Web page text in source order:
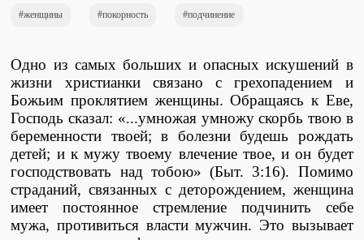
Тематические проповеди
Библейская школа.
Богословие
женщины покорность подчинение
Одно из самых больших и опасных искушений в
жизни христианки связано с грехопадением и
Божьим проклятием женщины. Обращаясь к Еве,
Господь сказал: «...умножая умножу скорбь твою в
беременности твоей; в болезни будешь рождать
детей; и к мужу твоему влечение твое, и он будет
господствовать над тобою» (Быт. 3:16). Помимо
страданий, связанных с деторождением, женщина
имеет постоянное стремление подчинить себе
мужа, противиться власти мужчин. Это вызывает